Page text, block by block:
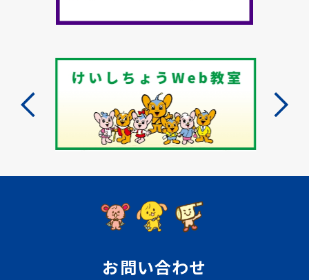
お問い合わせ